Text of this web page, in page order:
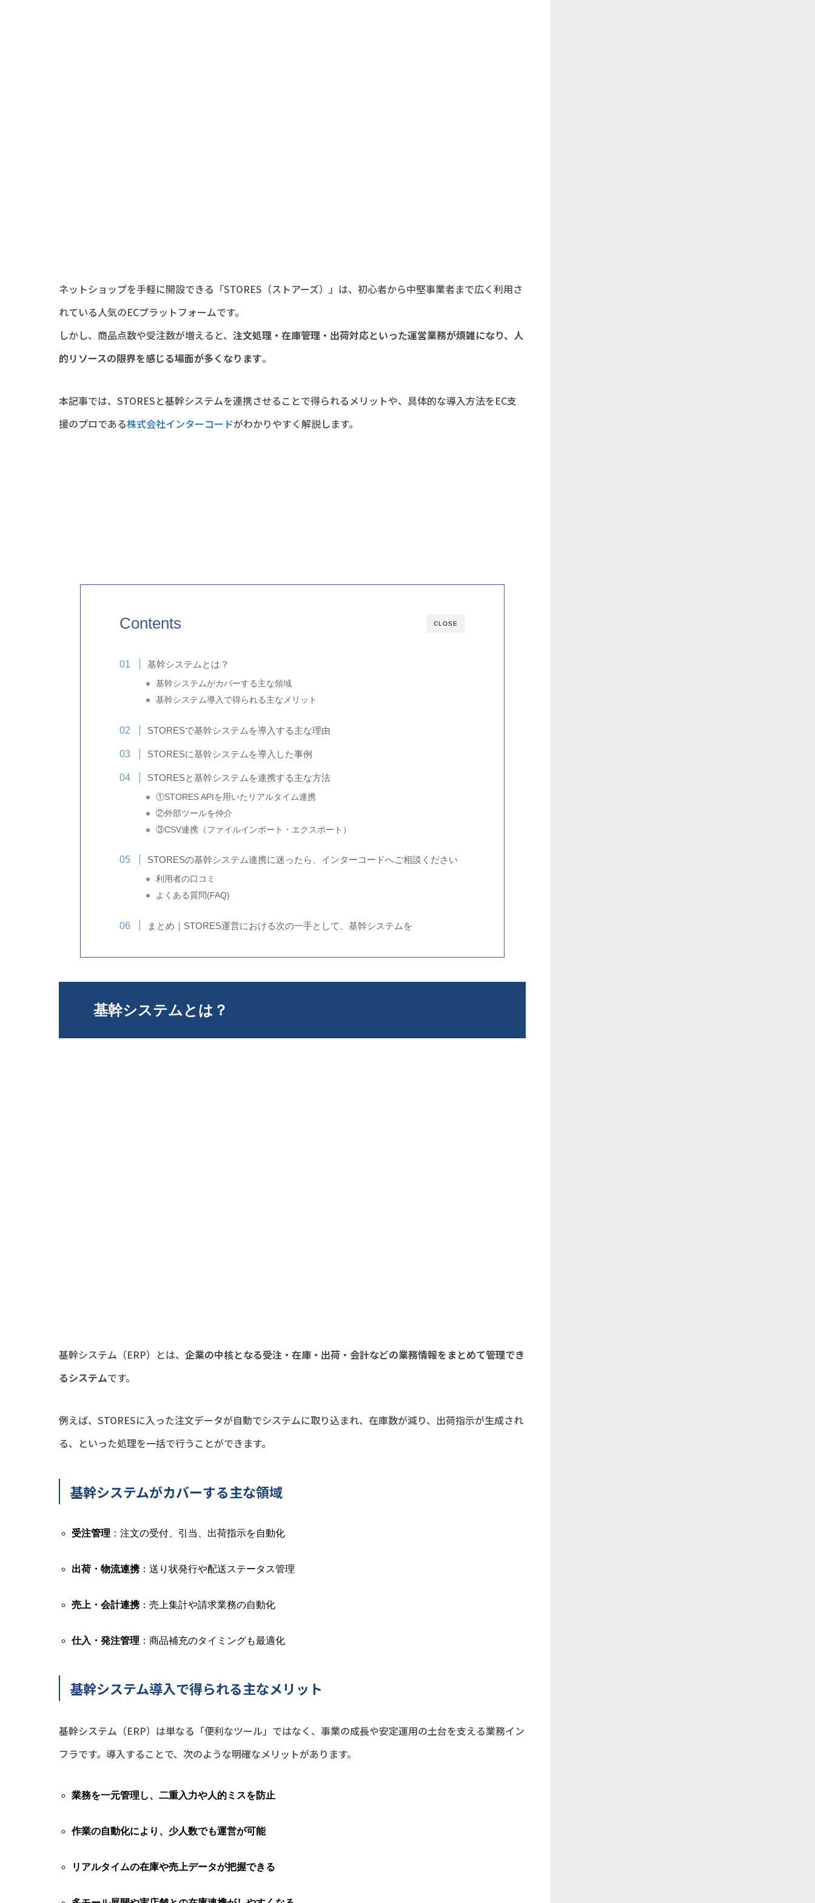
ネットショップを手軽に開設できる「STORES（ストアーズ）」は、初心者から中堅事業者まで広く利用さ
れている人気のECプラットフォームです。
しかし、商品点数や受注数が増えると、 注文処理・在庫管理・出荷対応といった運営業務が煩雑になり、人
的リソースの限界を感じる場面が多くなります。
本記事では、STORESと基幹システムを連携させることで得られるメリットや、具体的な導入方法をEC支
援のプロである株式会社インターコードがわかりやすく解説します。
CLOSE
Contents
基幹システムとは？
基幹システムがカバーする主な領域
基幹システム導入で得られる主なメリット
STORESで基幹システムを導入する主な理由
STORESに基幹システムを導入した事例
STORESと基幹システムを連携する主な方法
①STORES APIを用いたリアルタイム連携
②外部ツールを仲介
③CSV連携（ファイルインポート・エクスポート）
STORESの基幹システム連携に迷ったら、インターコードへご相談ください
利用者の口コミ
よくある質問(FAQ)
まとめ｜STORES運営における次の一手として、基幹システムを
基幹システムとは？
基幹システム（ERP）とは、 企業の中核となる受注・在庫・出荷・会計などの業務情報をまとめて管理でき
るシステムです。
例えば、STORESに入った注文データが自動でシステムに取り込まれ、在庫数が減り、出荷指示が生成され
る、といった処理を一括で行うことができます。
基幹システムがカバーする主な領域
受注管理 ：注文の受付、引当、出荷指示を自動化
出荷・物流連携：送り状発行や配送ステータス管理
売上・会計連携：売上集計や請求業務の自動化
仕入・発注管理 ：商品補充のタイミングも最適化
基幹システム導入で得られる主なメリット
基幹システム（ERP）は単なる「便利なツール」ではなく、事業の成長や安定運用の土台を支える業務イン
フラです。導入することで、次のような明確なメリットがあります。
業務を一元管理し、二重入力や人的ミスを防止
作業の自動化により、少人数でも運営が可能
リアルタイムの在庫や売上データが把握できる